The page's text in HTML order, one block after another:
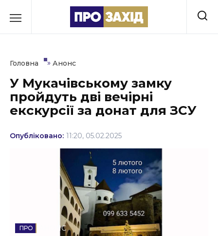
до
Культура
Освіта
Події
Стиль життя
Головна » Анонс
У Мукачівському замку
пройдуть дві вечірні
екскурсії за донат для ЗСУ
Опубліковано: 11:20, 05.02.2025
АНОНС